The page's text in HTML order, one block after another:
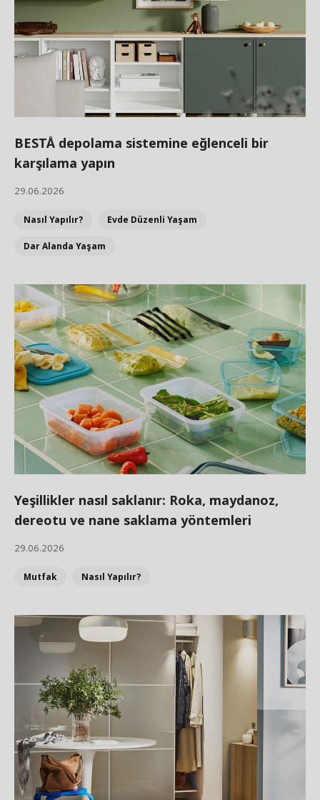
BESTÅ depolama sistemine eğlenceli bir
karşılama yapın
29.06.2026
Nasıl Yapılır? Evde Düzenli Yaşam
Dar Alanda Yaşam
Yeşillikler nasıl saklanır: Roka, maydanoz,
dereotu ve nane saklama yöntemleri
29.06.2026
Mutfak Nasıl Yapılır?